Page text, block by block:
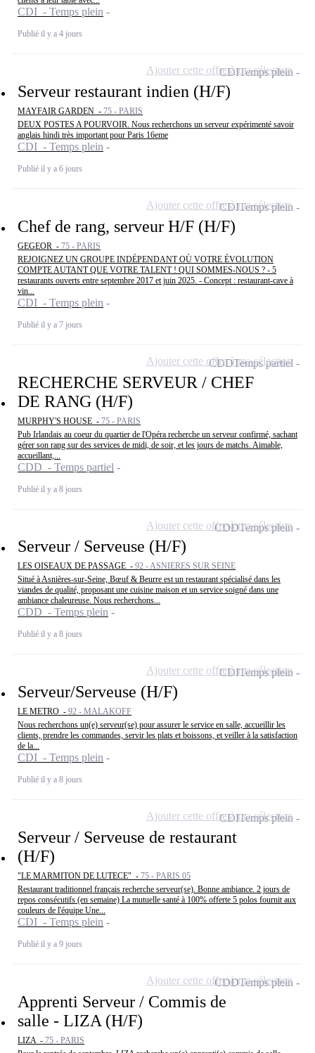
CDI - Temps plein
Publié il y a 4 jours
Serveur restaurant indien (H/F)
MAYFAIR GARDEN - 75 - PARIS
DEUX POSTES A POURVOIR. Nous recherchons un serveur expérimenté savoir
anglais hindi très important pour Paris 16eme
CDI - Temps plein
Publié il y a 6 jours
CDITemps plein
Ajouter cette offre à ma sélection
Chef de rang, serveur H/F (H/F)
GEGEOR - 75 - PARIS
REJOIGNEZ UN GROUPE INDÉPENDANT OÙ VOTRE ÉVOLUTION
COMPTE AUTANT QUE VOTRE TALENT ! QUI SOMMES-NOUS ? - 5
restaurants ouverts entre septembre 2017 et juin 2025. - Concept : restaurant-cave à
vin...
CDI - Temps plein
Publié il y a 7 jours
CDITemps plein
Ajouter cette offre à ma sélection
RECHERCHE SERVEUR / CHEF
DE RANG (H/F)
MURPHY'S HOUSE - 75 - PARIS
Pub Irlandais au coeur du quartier de l'Opéra recherche un serveur confirmé, sachant
gérer son rang sur des services de midi, de soir, et les jours de matchs. Aimable,
accueillant,...
CDD - Temps partiel
Publié il y a 8 jours
CDDTemps partiel
Ajouter cette offre à ma sélection
Serveur / Serveuse (H/F)
LES OISEAUX DE PASSAGE - 92 - ASNIERES SUR SEINE
Situé à Asnières-sur-Seine, Bœuf & Beurre est un restaurant spécialisé dans les
viandes de qualité, proposant une cuisine maison et un service soigné dans une
ambiance chaleureuse. Nous recherchons...
CDD - Temps plein
Publié il y a 8 jours
CDDTemps plein
Ajouter cette offre à ma sélection
Serveur/Serveuse (H/F)
LE METRO - 92 - MALAKOFF
Nous recherchons un(e) serveur(se) pour assurer le service en salle, accueillir les
clients, prendre les commandes, servir les plats et boissons, et veiller à la satisfaction
de la...
CDI - Temps plein
Publié il y a 8 jours
CDITemps plein
Ajouter cette offre à ma sélection
Serveur / Serveuse de restaurant
(H/F)
"LE MARMITON DE LUTECE" - 75 - PARIS 05
Restaurant traditionnel français recherche serveur(se). Bonne ambiance. 2 jours de
repos consécutifs (en semaine) La mutuelle santé à 100% offerte 5 polos fournit aux
couleurs de l'équipe Une...
CDI - Temps plein
Publié il y a 9 jours
CDITemps plein
Ajouter cette offre à ma sélection
Apprenti Serveur / Commis de
salle - LIZA (H/F)
LIZA - 75 - PARIS
CDDTemps plein
Ajouter cette offre à ma sélection